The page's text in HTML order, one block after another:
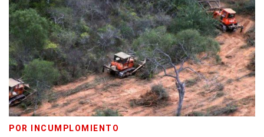
POR INCUMPLOMIENTO